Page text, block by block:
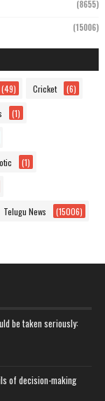
(8655)
(15006)
(49) Cricket (6)
(1)
(1)
Telugu News (15006)
be taken seriously:
of decision-making